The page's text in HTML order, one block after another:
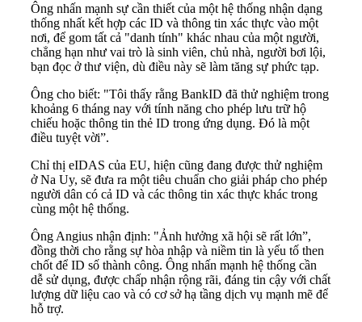
Ông nhấn mạnh sự cần thiết của một hệ thống nhận dạng
thống nhất kết hợp các ID và thông tin xác thực vào một
nơi, để gom tất cả "danh tính" khác nhau của một người,
chẳng hạn như vai trò là sinh viên, chủ nhà, người bơi lội,
bạn đọc ở thư viện, dù điều này sẽ làm tăng sự phức tạp.
Ông cho biết: "Tôi thấy rằng BankID đã thử nghiệm trong
khoảng 6 tháng nay với tính năng cho phép lưu trữ hộ
chiếu hoặc thông tin thẻ ID trong ứng dụng. Đó là một
điều tuyệt vời”.
Chỉ thị eIDAS của EU, hiện cũng đang được thử nghiệm
ở Na Uy, sẽ đưa ra một tiêu chuẩn cho giải pháp cho phép
người dân có cả ID và các thông tin xác thực khác trong
cùng một hệ thống.
Ông Angius nhận định: "Ảnh hưởng xã hội sẽ rất lớn”,
đồng thời cho rằng sự hòa nhập và niềm tin là yếu tố then
chốt để ID số thành công. Ông nhấn mạnh hệ thống cần
dễ sử dụng, được chấp nhận rộng rãi, đáng tin cậy với chất
lượng dữ liệu cao và có cơ sở hạ tầng dịch vụ mạnh mẽ để
hỗ trợ.